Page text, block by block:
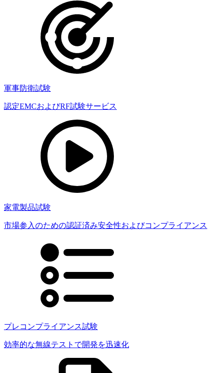
軍事防衛試験
認定EMCおよびRF試験サービス
家電製品試験
市場参入のための認証済み安全性およびコンプライアンス
プレコンプライアンス試験
効率的な無線テストで開発を迅速化